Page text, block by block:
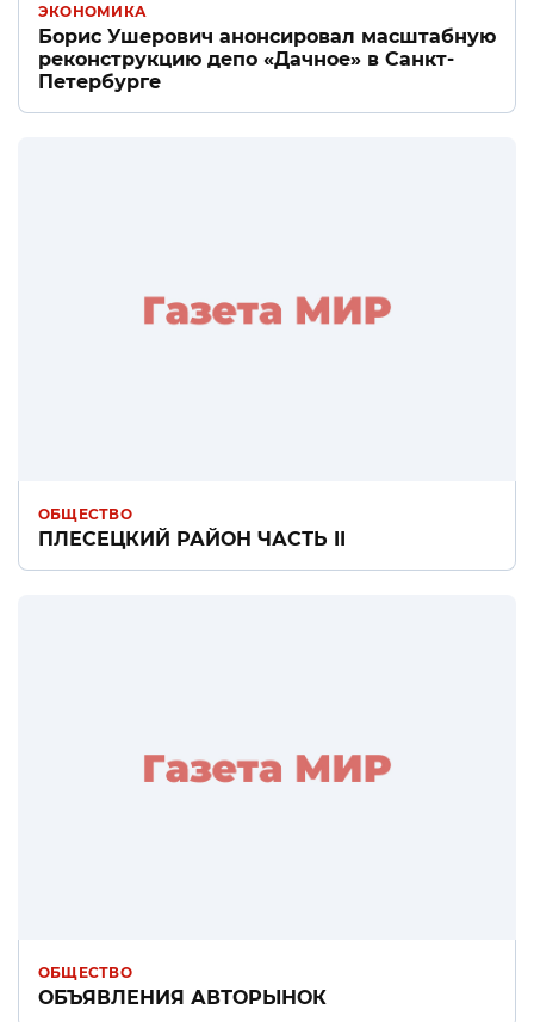
ЭКОНОМИКА
Борис Ушерович анонсировал масштабную
реконструкцию депо «Дачное» в Санкт-
Петербурге
ОБЩЕСТВО
ПЛЕСЕЦКИЙ РАЙОН ЧАСТЬ II
ОБЩЕСТВО
ОБЪЯВЛЕНИЯ АВТОРЫНОК